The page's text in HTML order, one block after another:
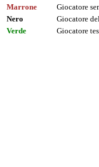
Marrone
Giocatore
Nero
Giocatore
Verde
Giocatore